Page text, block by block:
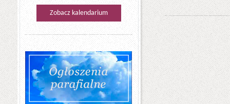
Zobacz kalendarium